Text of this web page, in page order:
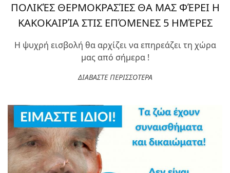
ΠΟΛΙΚΈΣ ΘΕΡΜΟΚΡΑΣΊΕΣ ΘΑ ΜΑΣ ΦΈΡΕΙ Η
ΚΑΚΟΚΑΙΡΊΑ ΣΤΙΣ ΕΠΌΜΕΝΕΣ 5 ΗΜΈΡΕΣ
Η ψυχρή εισβολή θα αρχίζει να επηρεάζει τη χώρα
μας από σήμερα !
ΔΙΑΒΑΣΤΕ ΠΕΡΙΣΣΟΤΕΡΑ